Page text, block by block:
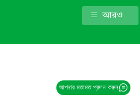
আরও
আপনার মতামত প্রদান করুন